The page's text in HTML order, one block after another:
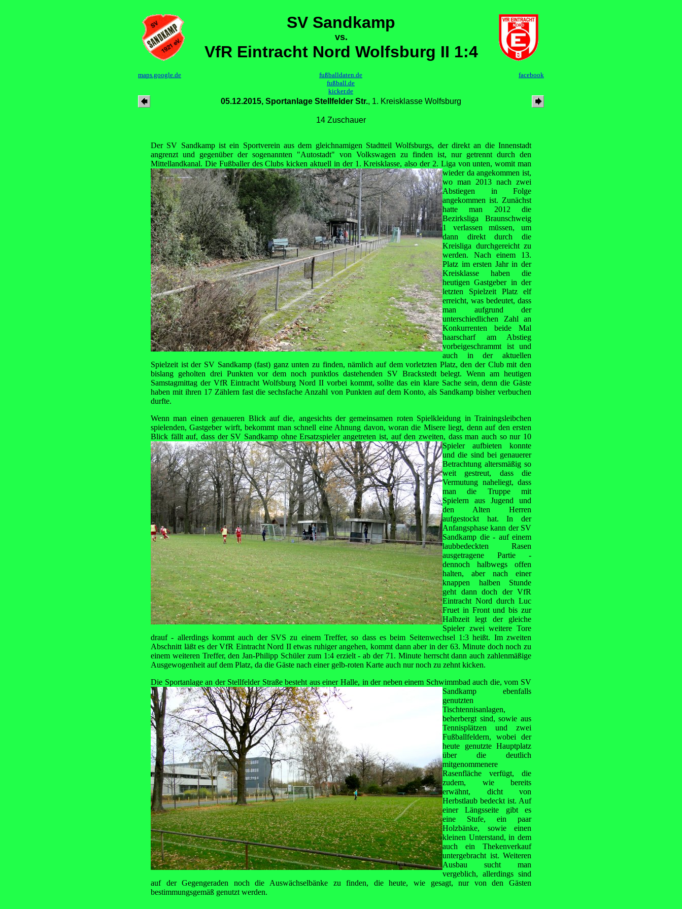
SV Sandkamp
vs.
VfR Eintracht Nord Wolfsburg II 1:4
maps.google.de
fußballdaten.de
fußball.de
kicker.de
facebook
05.12.2015, Sportanlage Stellfelder Str., 1. Kreisklasse Wolfsburg
14 Zuschauer
Der SV Sandkamp ist ein Sportverein aus dem gleichnamigen Stadtteil Wolfsburgs, der direkt an die Innenstadt
angrenzt und gegenüber der sogenannten "Autostadt" von Volkswagen zu finden ist, nur getrennt durch den
Mittellandkanal. Die Fußballer des Clubs kicken aktuell in der 1. Kreisklasse, also der 2. Liga von unten, womit man
wieder da angekommen ist,
wo man 2013 nach zwei
Abstiegen in Folge
angekommen ist. Zunächst
hatte man 2012 die
Bezirksliga Braunschweig
1 verlassen müssen, um
dann direkt durch die
Kreisliga durchgereicht zu
werden. Nach einem 13.
Platz im ersten Jahr in der
Kreisklasse haben die
heutigen Gastgeber in der
letzten Spielzeit Platz elf
erreicht, was bedeutet, dass
man aufgrund der
unterschiedlichen Zahl an
Konkurrenten beide Mal
haarscharf am Abstieg
vorbeigeschrammt ist und
auch in der aktuellen
Spielzeit ist der SV Sandkamp (fast) ganz unten zu finden, nämlich auf dem vorletzten Platz, den der Club mit den
bislang geholten drei Punkten vor dem noch punktlos dastehenden SV Brackstedt belegt. Wenn am heutigen
Samstagmittag der VfR Eintracht Wolfsburg Nord II vorbei kommt, sollte das ein klare Sache sein, denn die Gäste
haben mit ihren 17 Zählern fast die sechsfache Anzahl von Punkten auf dem Konto, als Sandkamp bisher verbuchen
durfte.
Wenn man einen genaueren Blick auf die, angesichts der gemeinsamen roten Spielkleidung in Trainingsleibchen
spielenden, Gastgeber wirft, bekommt man schnell eine Ahnung davon, woran die Misere liegt, denn auf den ersten
Blick fällt auf, dass der SV Sandkamp ohne Ersatzspieler angetreten ist, auf den zweiten, dass man auch so nur 10
Spieler aufbieten konnte
und die sind bei genauerer
Betrachtung altersmäßig so
weit gestreut, dass die
Vermutung naheliegt, dass
man die Truppe mit
Spielern aus Jugend und
den Alten Herren
aufgestockt hat. In der
Anfangsphase kann der SV
Sandkamp die - auf einem
laubbedeckten Rasen
ausgetragene Partie -
dennoch halbwegs offen
halten, aber nach einer
knappen halben Stunde
geht dann doch der VfR
Eintracht Nord durch Luc
Fruet in Front und bis zur
Halbzeit legt der gleiche
Spieler zwei weitere Tore
drauf - allerdings kommt auch der SVS zu einem Treffer, so dass es beim Seitenwechsel 1:3 heißt. Im zweiten
Abschnitt läßt es der VfR Eintracht Nord II etwas ruhiger angehen, kommt dann aber in der 63. Minute doch noch zu
einem weiteren Treffer, den Jan-Philipp Schüler zum 1:4 erzielt - ab der 71. Minute herrscht dann auch zahlenmäßige
Ausgewogenheit auf dem Platz, da die Gäste nach einer gelb-roten Karte auch nur noch zu zehnt kicken.
Die Sportanlage an der Stellfelder Straße besteht aus einer Halle, in der neben einem Schwimmbad auch die, vom SV
Sandkamp ebenfalls
genutzten
Tischtennisanlagen,
beherbergt sind, sowie aus
Tennisplätzen und zwei
Fußballfeldern, wobei der
heute genutzte Hauptplatz
über die deutlich
mitgenommenere
Rasenfläche verfügt, die
zudem, wie bereits
erwähnt, dicht von
Herbstlaub bedeckt ist. Auf
einer Längsseite gibt es
eine Stufe, ein paar
Holzbänke, sowie einen
kleinen Unterstand, in dem
auch ein Thekenverkauf
untergebracht ist. Weiteren
Ausbau sucht man
vergeblich, allerdings sind
auf der Gegengeraden noch die Auswächselbänke zu finden, die heute, wie gesagt, nur von den Gästen
bestimmungsgemäß genutzt werden.